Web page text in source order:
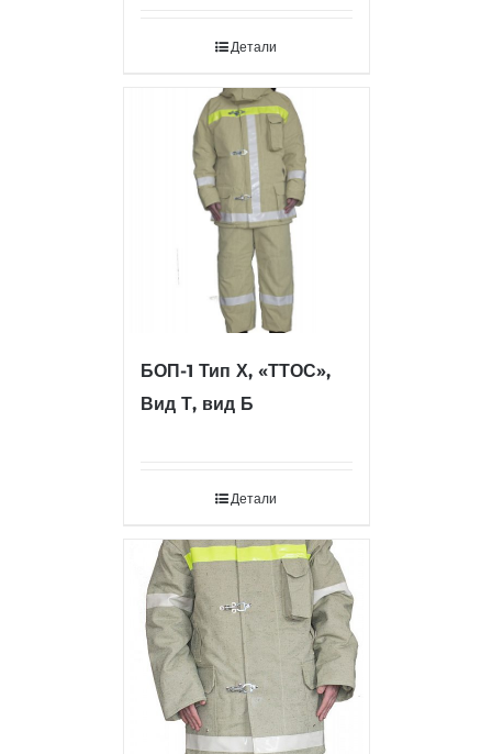
Детали
БОП-1 Тип Х, «ТТОС»,
Вид Т, вид Б
Детали